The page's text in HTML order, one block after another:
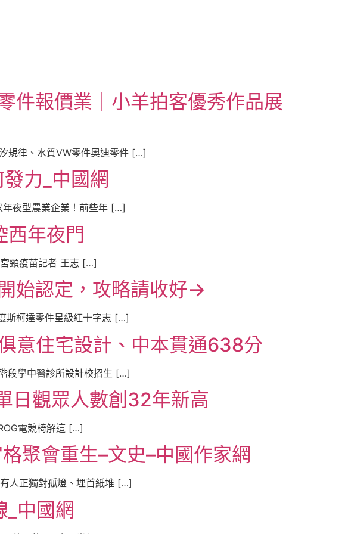
件報價業｜小羊拍客優秀作品展
規律、水質VW零件奧迪零件 […]
力_中國網
年夜型農業企業！前些年 […]
年夜門
頸疫苗記者 王志 […]
始認定，攻略請收好→
斯柯達零件星級紅十字志 […]
意住宅設計、中本貫通638分
段學中醫診所設計校招生 […]
日觀眾人數創32年新高
電競椅解這 […]
聚會重生–文史–中國作家網
人正獨對孤燈、埋首紙堆 […]
中國網